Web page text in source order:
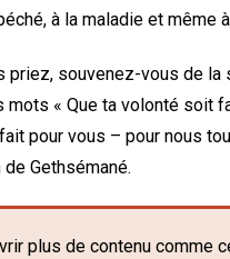
à la maladie et même
priez, souvenez-vous de la
mots « Que ta volonté soit
pour vous – pour nous
Gethsémané.
plus de contenu comme